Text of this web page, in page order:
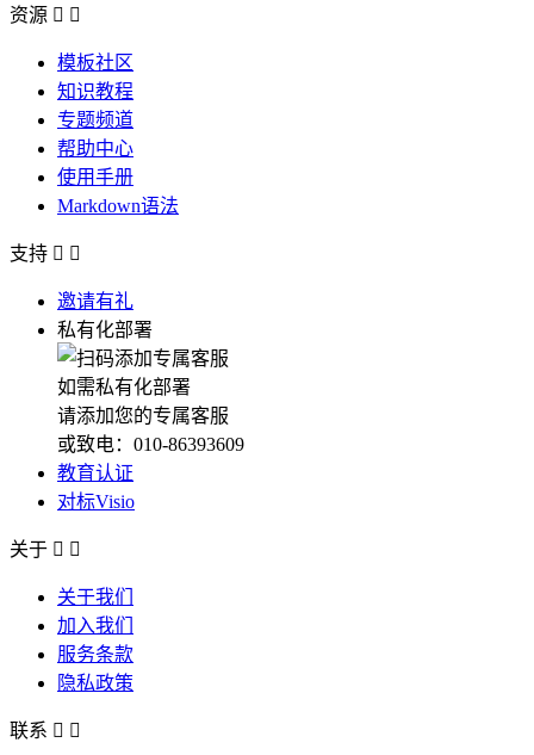
资源  
模板社区
知识教程
专题频道
帮助中心
使用手册
Markdown语法
支持  
邀请有礼
私有化部署
如需私有化部署
请添加您的专属客服
或致电：010-86393609
教育认证
对标Visio
关于  
关于我们
加入我们
服务条款
隐私政策
联系  